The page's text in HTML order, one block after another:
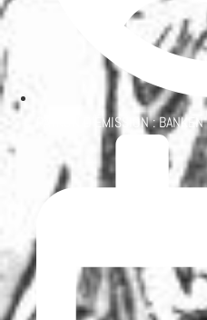
PATRON D'ÉMISSION :BANKEN